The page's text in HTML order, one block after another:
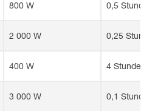
800 W 0,5 Stunden
2 000 W 0,25
400 W 4 Stunden
3 000 W 0,1 Stunden